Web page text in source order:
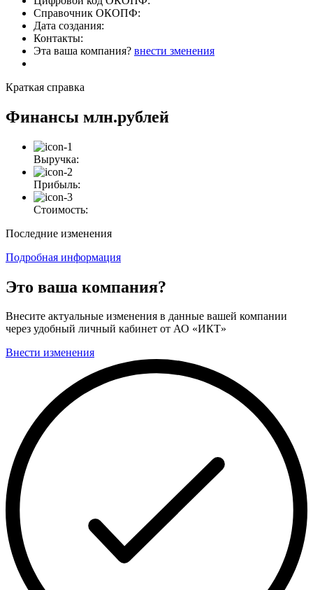
Справочник ОКОПФ:
Дата создания:
Контакты:
Эта ваша компания? внести зменения
Краткая справка
Финансы млн.рублей
Выручка:
Прибыль:
Стоимость:
Последние изменения
Подробная информация
Это ваша компания?
Внесите актуальные изменения в данные вашей компании
через удобный личный кабинет от АО «ИКТ»
Внести изменения